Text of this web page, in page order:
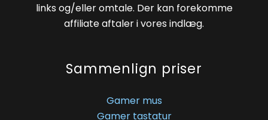
links og/eller omtale. Der kan forekomme
affiliate aftaler i vores indlæg.
Sammenlign priser
Gamer mus
Gamer tastatur